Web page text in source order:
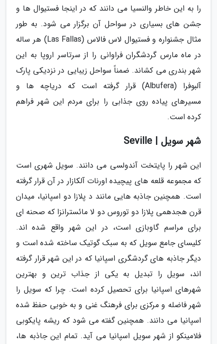
را به این خاطر والنسیا می دانند که در اینجا فستیوال ها و
جشن های بسیاری در سواحل آن برگزار می شود. به طور
مثال جشنواره و فستیوال لاس فالاس (Las Fallas) هر ساله
در ماه مارس گردشگران فراوانی را از سرتاسر اروپا به این
شهر بندری می کشاند. ضمناً سواحل زیبایی در نزدیکی پارک
آلبوفرا (Albufera) قرار گرفته است که دریاچه ها و
مسیرهای پیاده روی جذابی را برای مردم این شهر فراهم
کرده است.
شهر سویل | Seville
این شهر را پایتخت آندولسی می دانند. سویل شهری است
که مجموعه قلعه های پیچیده اورنات آلکازار در آن قرار گرفته
است. همچنین جاذبه هایی مانند د پلازا دو اسپانیا، میدان
قرن هجدهمی پلازا دو توروس دو لا مائسترانزا که صحنه ای
برای مراسم گاوبازی است، در این شهر واقع شده اند.
کلیسای جامع سویل که به سبک گوتیک ساخته شده است و
دیگر جاذبه های گردشگری اسپانیا که در این شهر قرار گرفته
اند، سویل را تبدیل به یکی از جذاب ترین و بهترین
شهرهای اسپانیا برای تحصیل کرده است. چرا که سویل را
شهر فاضله و مرکزی برای فرهنگ غنی و به خوبی حفظ شده
اسپانیا می دانند. همچنین گفته می شود که ریشه پایکوبی
فلامینکو از شهر سویل اسپانیا می آید. تمام این جاذبه ها،